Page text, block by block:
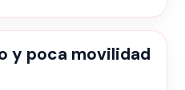
y poca movilidad